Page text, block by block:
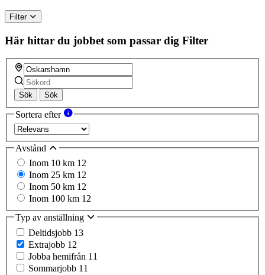
Filter
Här hittar du jobbet som passar dig Filter
Sök Sök
Sortera efter
Avstånd
Inom 10 km 12
Inom 25 km 12
Inom 50 km 12
Inom 100 km 12
Typ av anställning
Deltidsjobb 13
Extrajobb 12
Jobba hemifrån 11
Sommarjobb 11